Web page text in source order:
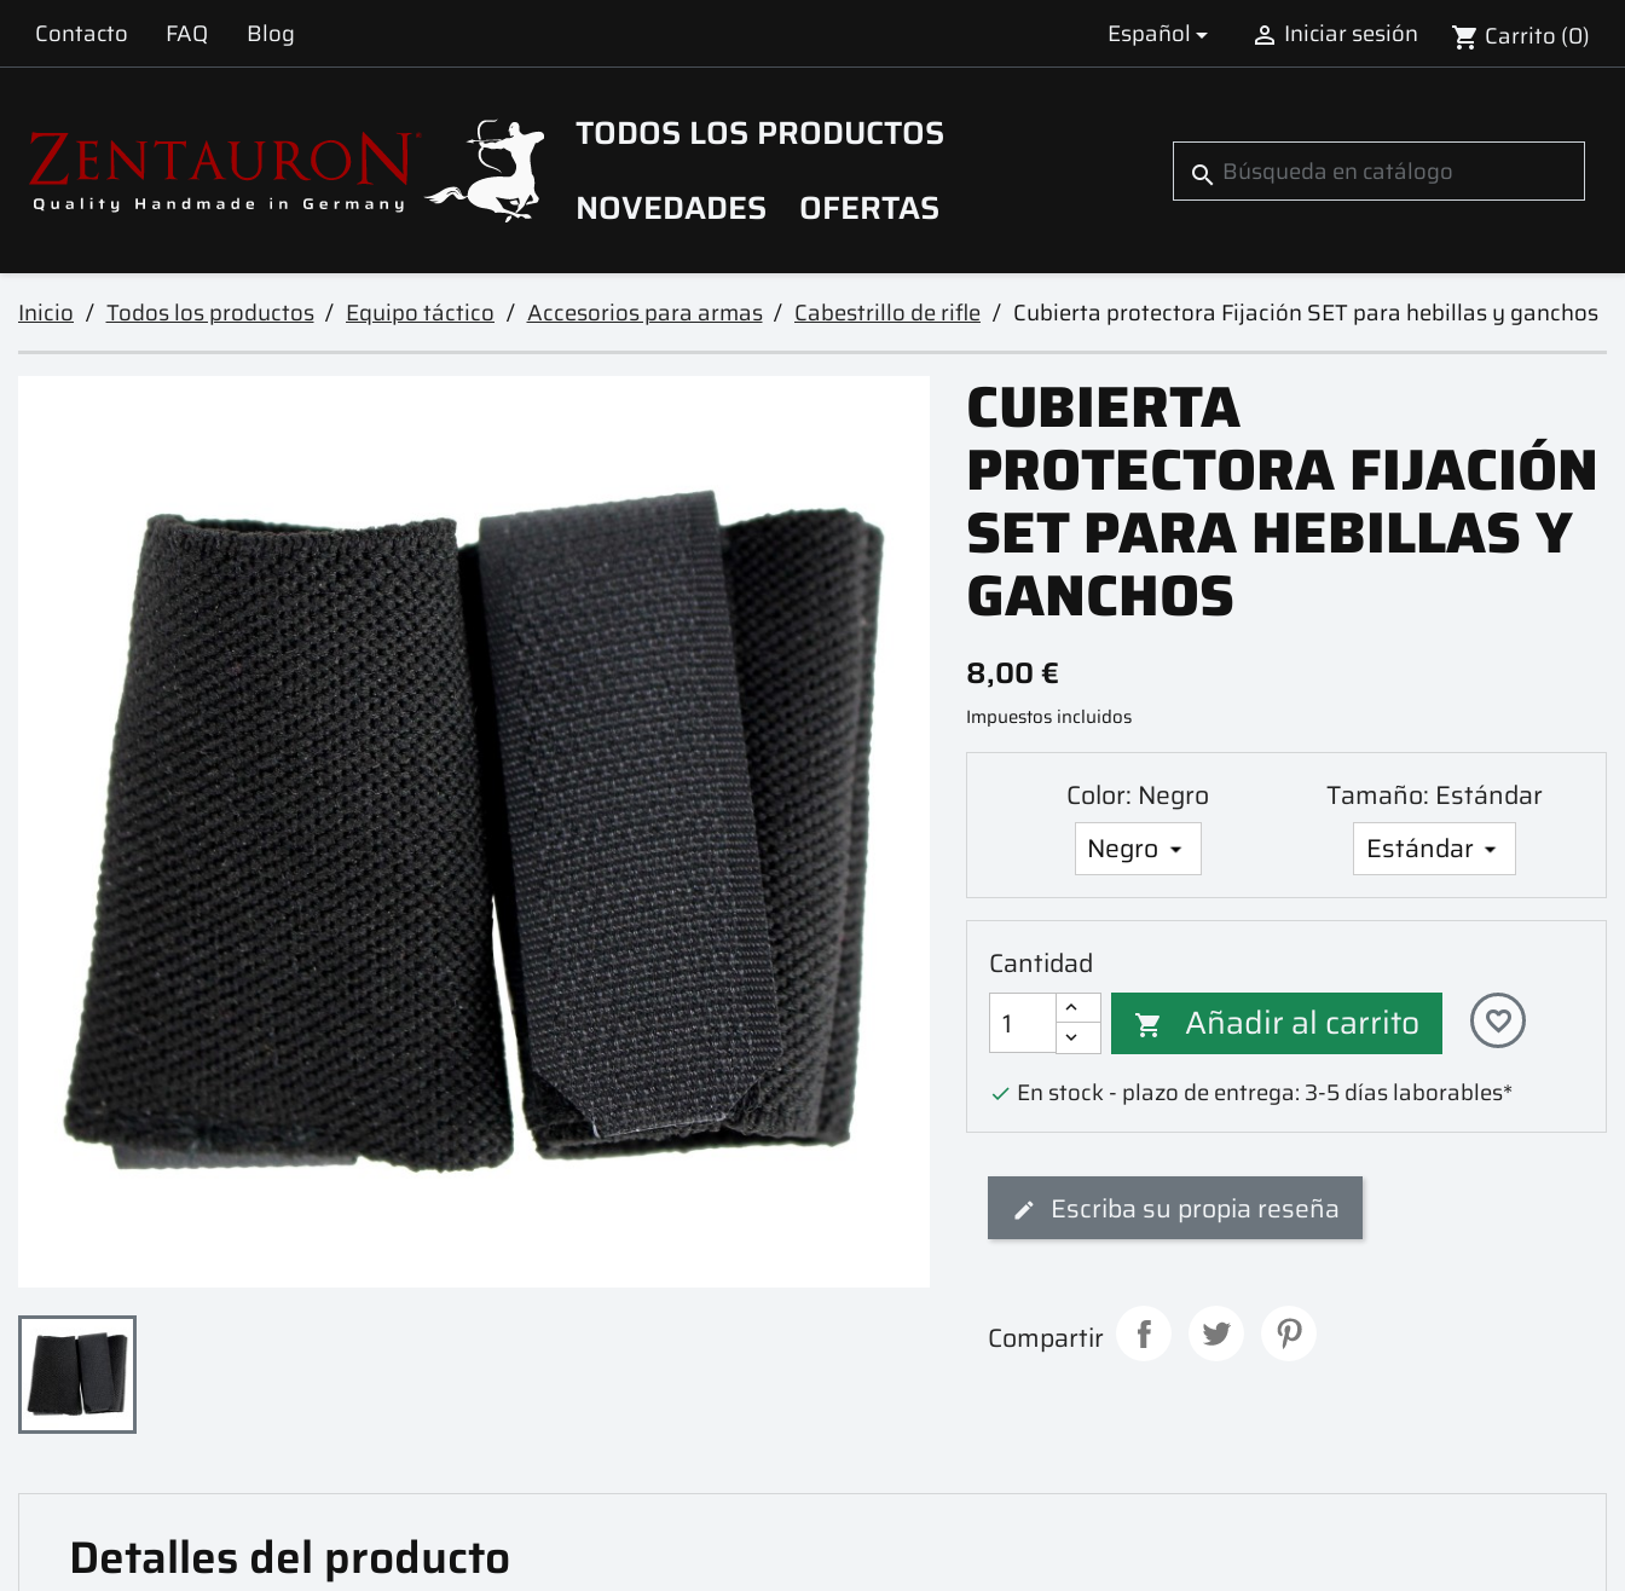
Contacto FAQ Blog Español  Iniciar sesión shopping_cart Carrito (0)
TODOS LOS PRODUCTOS
NOVEDADES
OFERTAS
search
Inicio Todos los productos Equipo táctico Accesorios para armas Cabestrillo de rifle Cubierta protectora Fijación SET para hebillas y ganchos
CUBIERTA
PROTECTORA FIJACIÓN
SET PARA HEBILLAS Y
GANCHOS
8,00 €
Impuestos incluidos
Color: Negro Tamaño: Estándar
Cantidad
 Añadir al carrito favorite_border
 En stock - plazo de entrega: 3-5 días laborables*
Escriba su propia reseña
Compartir
Detalles del producto